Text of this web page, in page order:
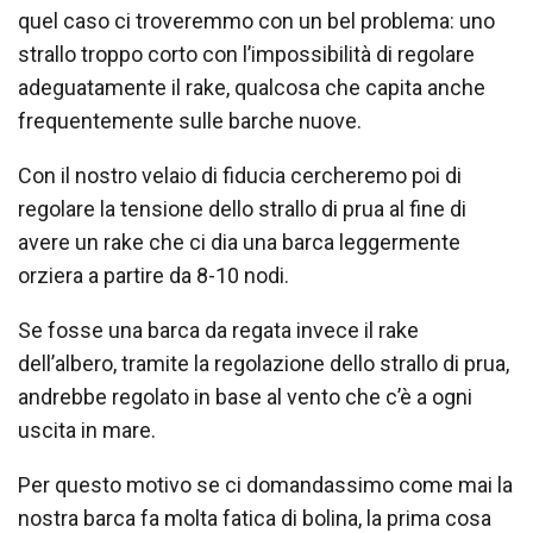
quel caso ci troveremmo con un bel problema: uno
strallo troppo corto con l’impossibilità di regolare
adeguatamente il rake, qualcosa che capita anche
frequentemente sulle barche nuove.
Con il nostro velaio di fiducia cercheremo poi di
regolare la tensione dello strallo di prua al fine di
avere un rake che ci dia una barca leggermente
orziera a partire da 8-10 nodi.
Se fosse una barca da regata invece il rake
dell’albero, tramite la regolazione dello strallo di prua,
andrebbe regolato in base al vento che c’è a ogni
uscita in mare.
Per questo motivo se ci domandassimo come mai la
nostra barca fa molta fatica di bolina, la prima cosa